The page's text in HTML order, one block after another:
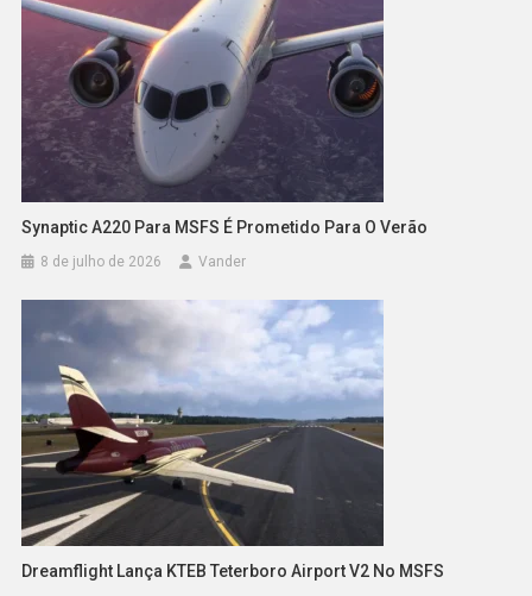
Synaptic A220 Para MSFS É Prometido Para O Verão
8 de julho de 2026 Vander
Dreamflight Lança KTEB Teterboro Airport V2 No MSFS